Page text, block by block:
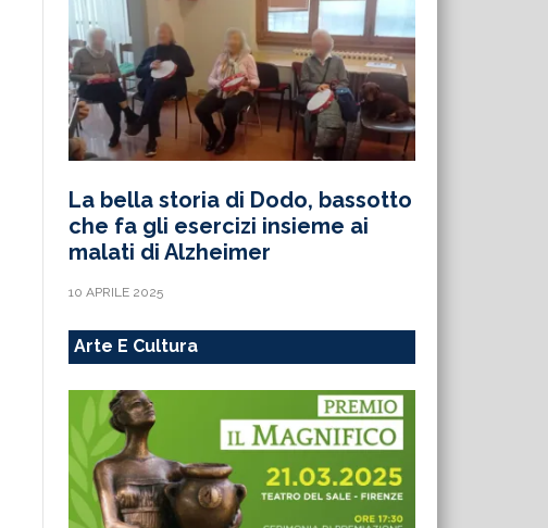
La bella storia di Dodo, bassotto
che fa gli esercizi insieme ai
malati di Alzheimer
10 APRILE 2025
Arte E Cultura